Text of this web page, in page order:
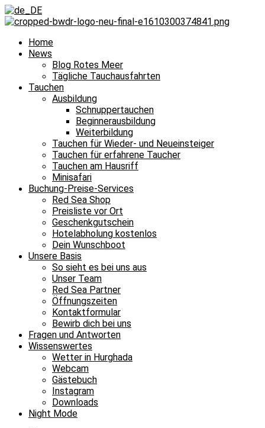
Home
News
Blog Rotes Meer
Tägliche Tauchausfahrten
Tauchen
Ausbildung
Schnuppertauchen
Beginnerausbildung
Weiterbildung
Tauchen für Wieder- und Neueinsteiger
Tauchen für erfahrene Taucher
Tauchen am Hausriff
Minisafari
Buchung-Preise-Services
Red Sea Shop
Preisliste vor Ort
Geschenkgutschein
Hotelabholung kostenlos
Dein Wunschboot
Unsere Basis
So sieht es bei uns aus
Unser Team
Red Sea Partner
Öffnungszeiten
Kontaktformular
Bewirb dich bei uns
Fragen und Antworten
Wissenswertes
Wetter in Hurghada
Webcam
Gästebuch
Instagram
Downloads
Night Mode